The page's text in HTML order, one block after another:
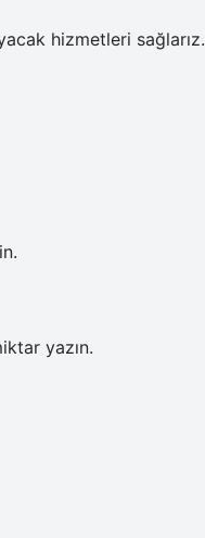
hizmetleri sağlarız.
yazın.